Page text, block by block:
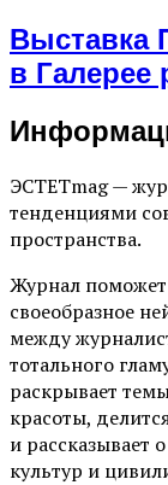
Выставка
в Галерее
ЭСТЕТmag —
тенденциями
пространства.
Журнал поможет
своеобразное
между
тотального
раскрывает
красоты,
и рассказывает
культур и